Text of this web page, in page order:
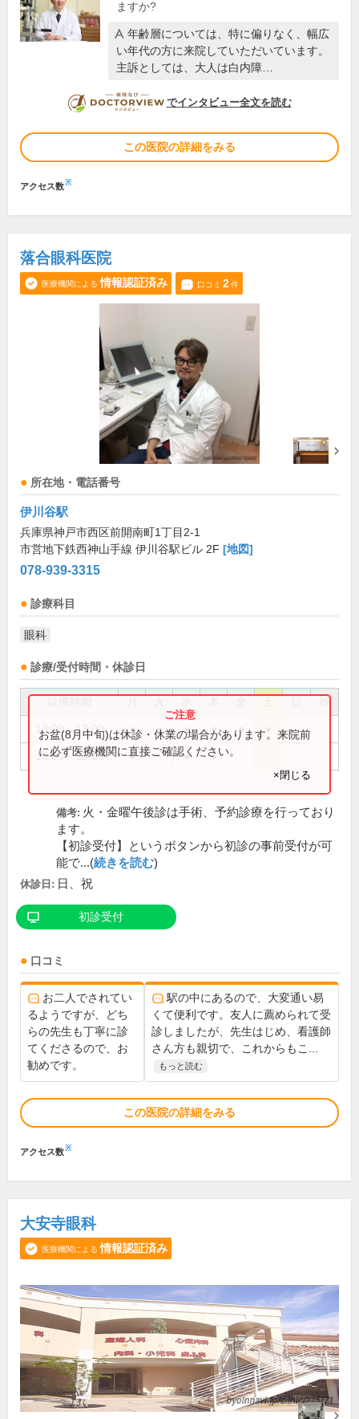
ますか?
年齢層については、特に偏りなく、幅広
い年代の方に来院していただいています。
主訴としては、大人は白内障…
DOCTORVIEW
でインタビュー全文を読む
この医院の詳細をみる
アクセス数※
落合眼科医院
医療機関による 情報認証済み 口コミ 2件
所在地・電話番号
伊川谷駅
兵庫県神戸市西区前開南町1丁目2-1
市営地下鉄西神山手線 伊川谷駅ビル 2F [地図]
078-939-3315
診療科目
眼科
診療/受付時間・休診日
祝
10:00～13:00 ● ● ● ● ●
15:00～18:00 ● ● ●
お盆(8月中旬)は休診・休業の場合があります。来院前
に必ず医療機関に直接ご確認ください。
×閉じる
備考: 火・金曜午後診は手術、予約診療を行っており
ます。
【初診受付】というボタンから初診の事前受付が可
能で...(続きを読む)
休診日: 日、祝
初診受付
口コミ
お二人でされてい
るようですが、どち
らの先生も丁寧に診
てくださるので、お
勧めです。
駅の中にあるので、大変通い易
くて便利です。友人に薦められて受
診しましたが、先生はじめ、看護師
さん方も親切で、これからもこ...
もっと読む
この医院の詳細をみる
アクセス数※
大安寺眼科
医療機関による 情報認証済み